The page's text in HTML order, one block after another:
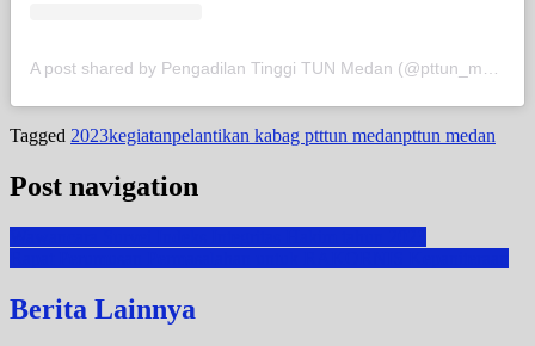
Tagged 2023kegiatanpelantikan kabag ptttun medanpttun medan
Post navigation
Berita Lainnya